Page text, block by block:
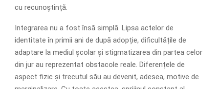
cu recunoștință.
Integrarea nu a fost însă simplă. Lipsa actelor de
identitate în primii ani de după adopție, dificultățile de
adaptare la mediul școlar și stigmatizarea din partea celor
din jur au reprezentat obstacole reale. Diferențele de
aspect fizic și trecutul său au devenit, adesea, motive de